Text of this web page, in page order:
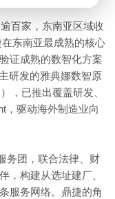
百家，东南亚区域收
东南亚最成熟的核心
证成熟的数智化方案
研发的雅典娜数智原
，已推出覆盖研发、
，驱动海外制造业向
务团，联合法律、财
，构建从选址建厂、
服务网络。鼎捷的角